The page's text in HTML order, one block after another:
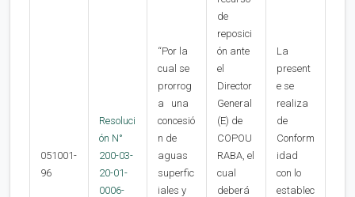
051001-
96
Resoluci
ón N°
200-03-
20-01-
0006-
“Por la
cual se
prorrog
a una
concesió
n de
aguas
superfic
iales y
de
reposici
ón ante
el
Director
General
(E) de
COPOU
RABA, el
cual
deberá
La
present
e se
realiza
de
Conform
idad
con lo
establec